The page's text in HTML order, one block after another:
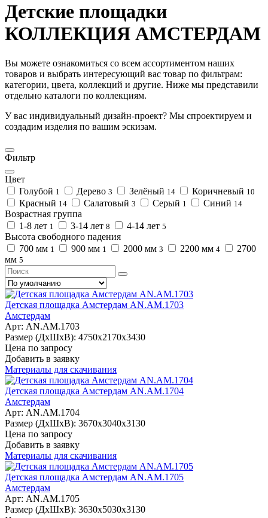
Детские площадки
КОЛЛЕКЦИЯ АМСТЕРДАМ
Вы можете ознакомиться со всем ассортиментом наших
товаров и выбрать интересующий вас товар по фильтрам:
категории, цвета, коллекций и другие. Ниже мы представили
отдельно каталоги по коллекциям.
У вас индивидуальный дизайн-проект? Мы спроектируем и
создадим изделия по вашим эскизам.
Фильтр
Цвет
Голубой 1 Дерево 3 Зелёный 14 Коричневый 10
Красный 14 Салатовый 3 Серый 1 Синий 14
Возрастная группа
1-8 лет 1 3-14 лет 8 4-14 лет 5
Высота свободного падения
700 мм 1 900 мм 1 2000 мм 3 2200 мм 4
2700
мм 5
Детская площадка Амстердам AN.AM.1703
Амстердам
Арт: AN.AM.1703
Размер (ДхШхВ): 4750х2170х3430
Цена по запросу
Добавить в заявку
Материалы для скачивания
Детская площадка Амстердам AN.AM.1704
Амстердам
Арт: AN.AM.1704
Размер (ДхШхВ): 3670х3040х3130
Цена по запросу
Добавить в заявку
Материалы для скачивания
Детская площадка Амстердам AN.AM.1705
Амстердам
Арт: AN.AM.1705
Размер (ДхШхВ): 3630х5030х3130